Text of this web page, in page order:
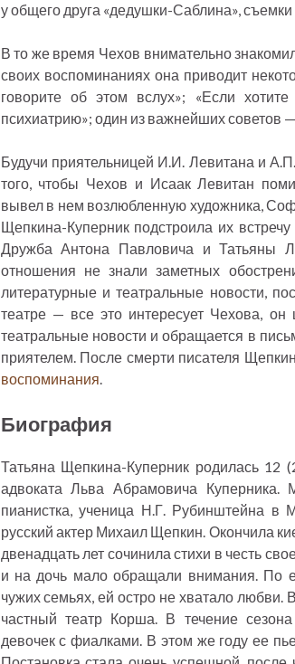
у общего друга «дедушки-Саблина»,
В то же время Чехов внимательно
своих воспоминаниях она приводит
говорите об этом вслух»; «Если
психиатрию»; один из важнейших советов
Будучи приятельницей И.И. Левитана и
того, чтобы Чехов и Исаак Левитан
вывел в нем возлюбленную художника,
Щепкина-Куперник подстроила их
Дружба Антона Павловича и Татьяны
отношения не знали заметных
литературные и театральные новости,
театре — все это интересует Чехова, он
театральные новости и обращается в
приятелем. После смерти писателя
воспоминания.
Биография
Татьяна Щепкина-Куперник родилась 12
адвоката Льва Абрамовича
пианистка, ученица Н.Г. Рубинштейна в
русский актер Михаил Щепкин. Окончила
двенадцать лет сочинила стихи в честь
и на дочь мало обращали внимания. По
чужих семьях, ей остро не хватало любви.
частный театр Корша. В течение
девочек с фиалками. В этом же году ее